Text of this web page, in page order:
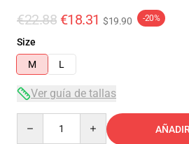
€22.88 €18.31 $19.90 -20%
Size
M
L
Ver guía de tallas